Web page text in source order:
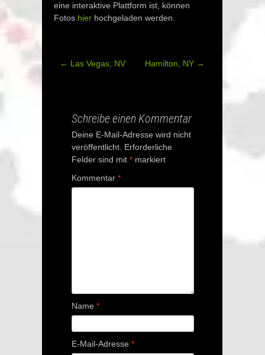
eine interaktive Plattform ist, können
Fotos hier hochgeladen werden.
Post
← Las Vegas, NV Hamilton, NY →
Schreibe einen Kommentar
Deine E-Mail-Adresse wird nicht
veröffentlicht. Erforderliche
Felder sind mit * markiert
Kommentar *
Name *
E-Mail-Adresse *